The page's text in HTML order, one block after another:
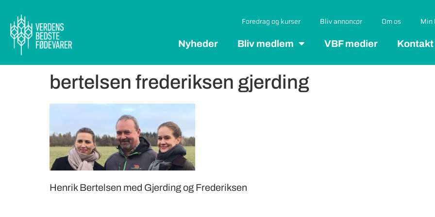
Foredrag og kurser Bliv annoncør Om os Min
Nyheder Bliv medlem VBF medier Kontakt
bertelsen frederiksen gjerding
Henrik Bertelsen med Gjerding og Frederiksen